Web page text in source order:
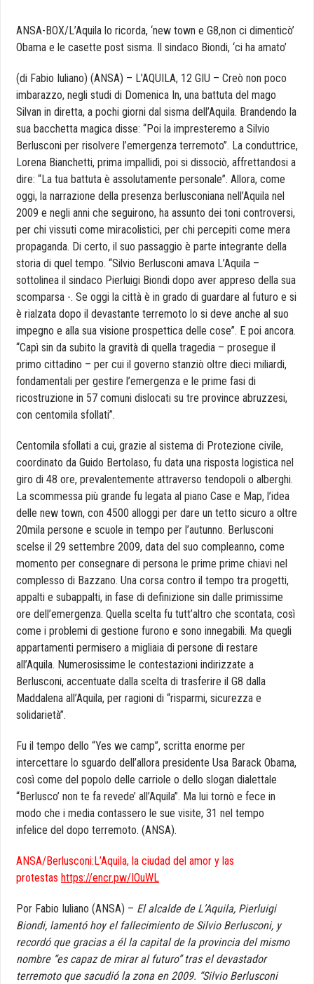
ANSA-BOX/L’Aquila lo ricorda, ‘new town e G8,non ci dimenticò’
Obama e le casette post sisma. Il sindaco Biondi, ‘ci ha amato’
(di Fabio Iuliano) (ANSA) – L’AQUILA, 12 GIU – Creò non poco
imbarazzo, negli studi di Domenica In, una battuta del mago
Silvan in diretta, a pochi giorni dal sisma dell’Aquila. Brandendo la
sua bacchetta magica disse: “Poi la impresteremo a Silvio
Berlusconi per risolvere l’emergenza terremoto”. La conduttrice,
Lorena Bianchetti, prima impallidì, poi si dissociò, affrettandosi a
dire: “La tua battuta è assolutamente personale”. Allora, come
oggi, la narrazione della presenza berlusconiana nell’Aquila nel
2009 e negli anni che seguirono, ha assunto dei toni controversi,
per chi vissuti come miracolistici, per chi percepiti come mera
propaganda. Di certo, il suo passaggio è parte integrante della
storia di quel tempo. “Silvio Berlusconi amava L’Aquila –
sottolinea il sindaco Pierluigi Biondi dopo aver appreso della sua
scomparsa -. Se oggi la città è in grado di guardare al futuro e si
è rialzata dopo il devastante terremoto lo si deve anche al suo
impegno e alla sua visione prospettica delle cose”. E poi ancora.
“Capì sin da subito la gravità di quella tragedia – prosegue il
primo cittadino – per cui il governo stanziò oltre dieci miliardi,
fondamentali per gestire l’emergenza e le prime fasi di
ricostruzione in 57 comuni dislocati su tre province abruzzesi,
con centomila sfollati”.
Centomila sfollati a cui, grazie al sistema di Protezione civile,
coordinato da Guido Bertolaso, fu data una risposta logistica nel
giro di 48 ore, prevalentemente attraverso tendopoli o alberghi.
La scommessa più grande fu legata al piano Case e Map, l’idea
delle new town, con 4500 alloggi per dare un tetto sicuro a oltre
20mila persone e scuole in tempo per l’autunno. Berlusconi
scelse il 29 settembre 2009, data del suo compleanno, come
momento per consegnare di persona le prime prime chiavi nel
complesso di Bazzano. Una corsa contro il tempo tra progetti,
appalti e subappalti, in fase di definizione sin dalle primissime
ore dell’emergenza. Quella scelta fu tutt’altro che scontata, così
come i problemi di gestione furono e sono innegabili. Ma quegli
appartamenti permisero a migliaia di persone di restare
all’Aquila. Numerosissime le contestazioni indirizzate a
Berlusconi, accentuate dalla scelta di trasferire il G8 dalla
Maddalena all’Aquila, per ragioni di “risparmi, sicurezza e
solidarietà”.
Fu il tempo dello “Yes we camp”, scritta enorme per
intercettare lo sguardo dell’allora presidente Usa Barack Obama,
così come del popolo delle carriole o dello slogan dialettale
“Berlusco’ non te fa revede’ all’Aquila”. Ma lui tornò e fece in
modo che i media contassero le sue visite, 31 nel tempo
infelice del dopo terremoto. (ANSA).
ANSA/Berlusconi:L’Aquila, la ciudad del amor y las
protestas https://encr.pw/IOuWL
Por Fabio Iuliano (ANSA) – El alcalde de L’Aquila, Pierluigi
Biondi, lamentó hoy el fallecimiento de Silvio Berlusconi, y
recordó que gracias a él la capital de la provincia del mismo
nombre “es capaz de mirar al futuro” tras el devastador
terremoto que sacudió la zona en 2009. “Silvio Berlusconi